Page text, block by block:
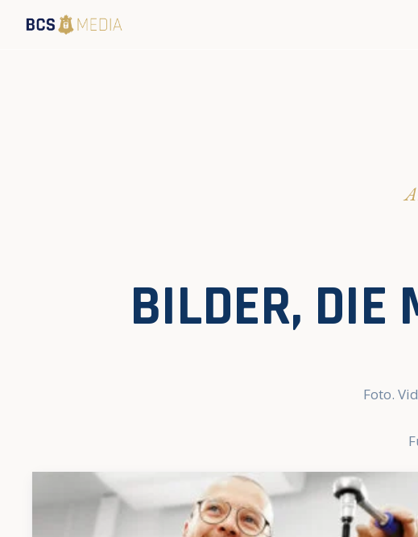
BILDER, DIE
Foto.